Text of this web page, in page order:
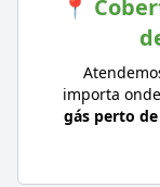
📍
importa
gás perto